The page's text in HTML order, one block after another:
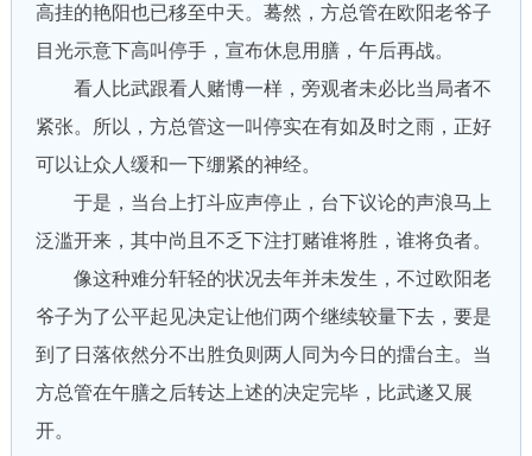
高挂的艳阳也已移至中天。蓦然，方总管在欧阳老爷子
目光示意下高叫停手，宣布休息用膳，午后再战。
看人比武跟看人赌博一样，旁观者未必比当局者不
紧张。所以，方总管这一叫停实在有如及时之雨，正好
可以让众人缓和一下绷紧的神经。
于是，当台上打斗应声停止，台下议论的声浪马上
泛滥开来，其中尚且不乏下注打赌谁将胜，谁将负者。
像这种难分轩轻的状况去年并未发生，不过欧阳老
爷子为了公平起见决定让他们两个继续较量下去，要是
到了日落依然分不出胜负则两人同为今日的擂台主。当
方总管在午膳之后转达上述的决定完毕，比武遂又展
开。